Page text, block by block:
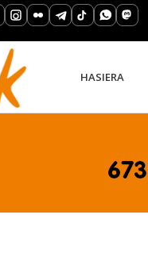
HASIERA